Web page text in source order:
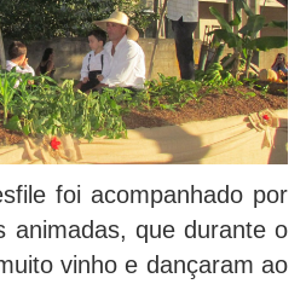
foi acompanhado por
animadas, que durante o
vinho e dançaram ao